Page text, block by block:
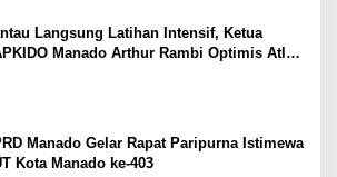
Langsung Latihan Intensif, Ketua
Manado Arthur Rambi Optimis Atlet
Manado Gelar Rapat Paripurna Istimewa
Kota Manado ke-403